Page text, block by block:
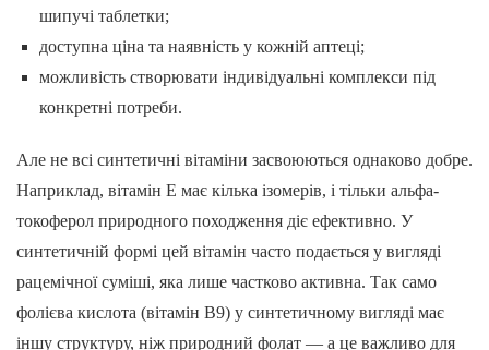
шипучі таблетки;
доступна ціна та наявність у кожній аптеці;
можливість створювати індивідуальні комплекси під
конкретні потреби.
Але не всі синтетичні вітаміни засвоюються однаково добре.
Наприклад, вітамін Е має кілька ізомерів, і тільки альфа-
токоферол природного походження діє ефективно. У
синтетичній формі цей вітамін часто подається у вигляді
рацемічної суміші, яка лише частково активна. Так само
фолієва кислота (вітамін B9) у синтетичному вигляді має
іншу структуру, ніж природний фолат — а це важливо для